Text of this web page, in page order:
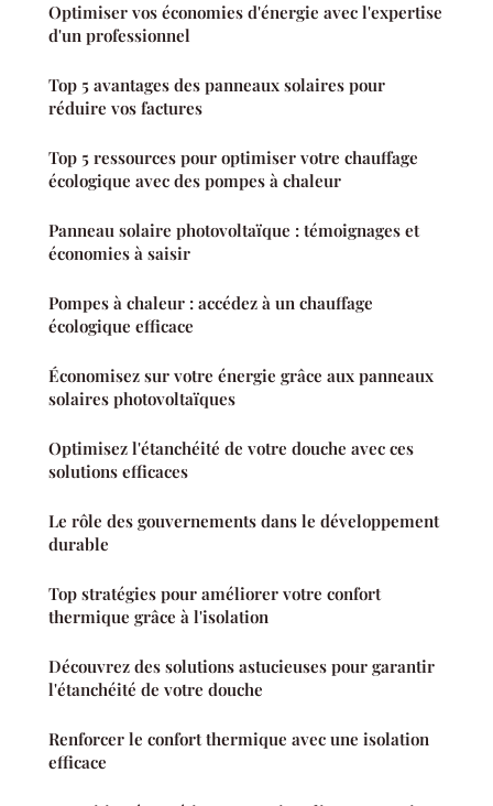
Optimiser vos économies d'énergie avec l'expertise
d'un professionnel
Top 5 avantages des panneaux solaires pour
réduire vos factures
Top 5 ressources pour optimiser votre chauffage
écologique avec des pompes à chaleur
Panneau solaire photovoltaïque : témoignages et
économies à saisir
Pompes à chaleur : accédez à un chauffage
écologique efficace
Économisez sur votre énergie grâce aux panneaux
solaires photovoltaïques
Optimisez l'étanchéité de votre douche avec ces
solutions efficaces
Le rôle des gouvernements dans le développement
durable
Top stratégies pour améliorer votre confort
thermique grâce à l'isolation
Découvrez des solutions astucieuses pour garantir
l'étanchéité de votre douche
Renforcer le confort thermique avec une isolation
efficace